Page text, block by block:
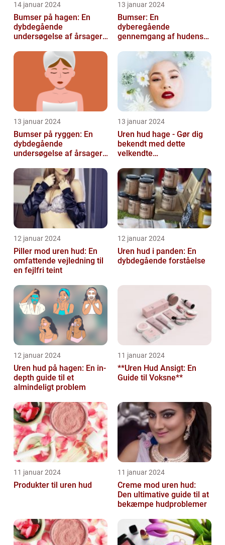
14 januar 2024
Bumser på hagen: En
dybdegående
undersøgelse af årsager,
forebyggelse
13 januar 2024
Bumser: En
dyberegående
gennemgang af hudens
13 januar 2024
Bumser på ryggen: En
dybdegående
undersøgelse af årsager,
forebyggelse
13 januar 2024
Uren hud hage - Gør dig
bekendt med dette
velkendte
12 januar 2024
Piller mod uren hud: En
omfattende vejledning til
en fejlfri teint
12 januar 2024
Uren hud i panden: En
dybdegående forståelse
12 januar 2024
Uren hud på hagen: En in-
depth guide til et
almindeligt problem
11 januar 2024
**Uren Hud Ansigt: En
Guide til Voksne**
11 januar 2024
Produkter til uren hud
11 januar 2024
Creme mod uren hud:
Den ultimative guide til at
bekæmpe hudproblemer